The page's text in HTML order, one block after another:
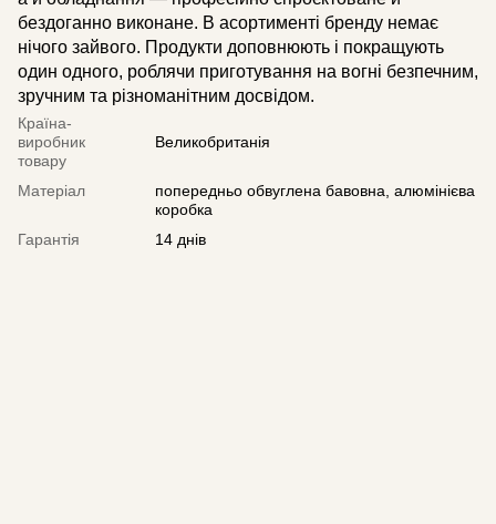
бездоганно виконане. В асортименті бренду немає
нічого зайвого. Продукти доповнюють і покращують
один одного, роблячи приготування на вогні безпечним,
зручним та різноманітним досвідом.
Країна-
виробник
товару
Великобританія
Матеріал
попередньо обвуглена бавовна, алюмінієва
коробка
Гарантія
14 днів